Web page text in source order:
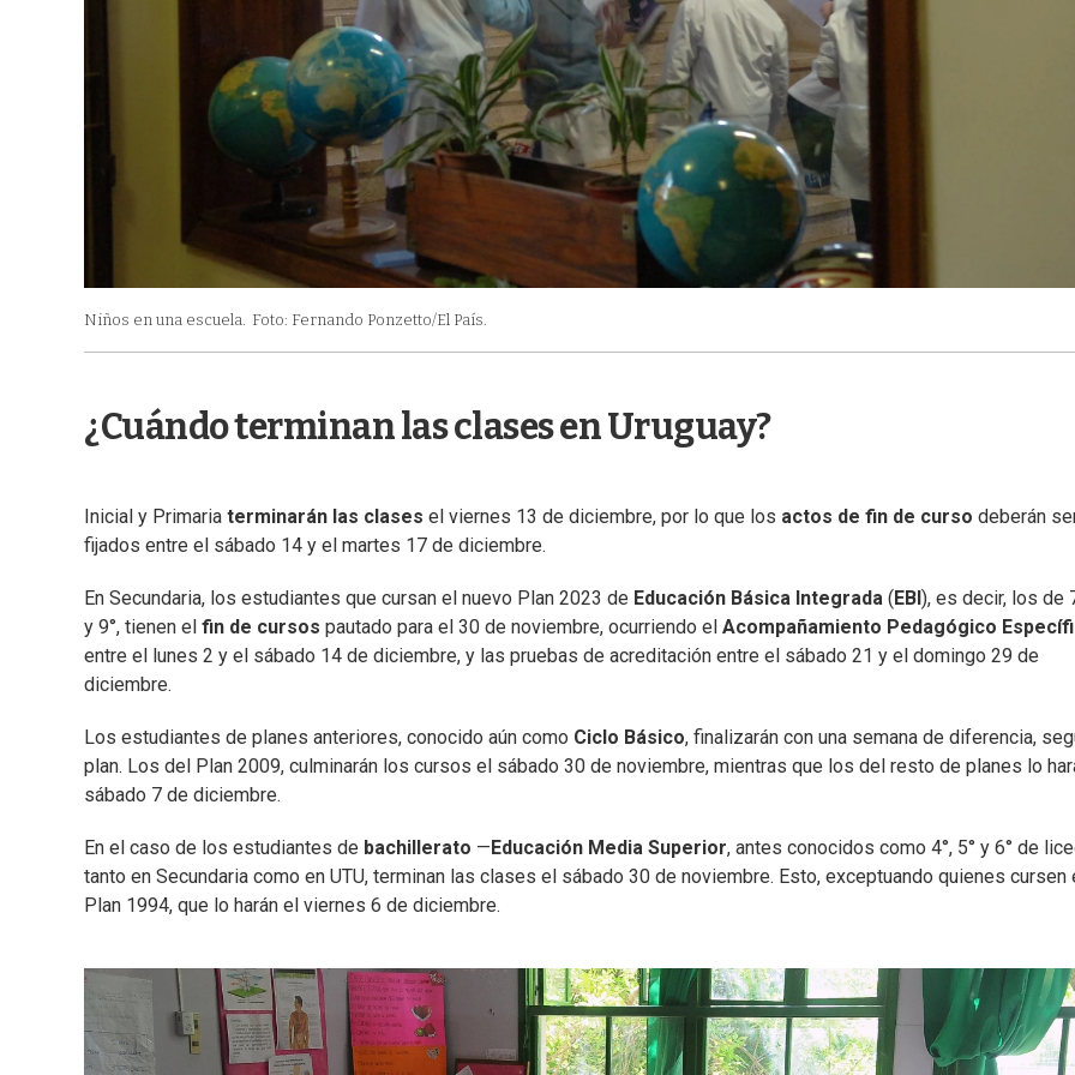
Niños en una escuela. Foto: Fernando Ponzetto/El País.
¿Cuándo terminan las clases en Uruguay?
Inicial y Primaria terminarán las clases el viernes 13 de diciembre, por lo que los actos de fin de curso deberán
fijados entre el sábado 14 y el martes 17 de diciembre.
En Secundaria, los estudiantes que cursan el nuevo Plan 2023 de Educación Básica Integrada (EBI), es decir, los de
y 9°, tienen el fin de cursos pautado para el 30 de noviembre, ocurriendo el Acompañamiento Pedagógico
entre el lunes 2 y el sábado 14 de diciembre, y las pruebas de acreditación entre el sábado 21 y el domingo 29 de
diciembre.
Los estudiantes de planes anteriores, conocido aún como Ciclo Básico, finalizarán con una semana de diferencia,
plan. Los del Plan 2009, culminarán los cursos el sábado 30 de noviembre, mientras que los del resto de planes lo
sábado 7 de diciembre.
En el caso de los estudiantes de bachillerato —Educación Media Superior, antes conocidos como 4°, 5° y 6° de
tanto en Secundaria como en UTU, terminan las clases el sábado 30 de noviembre. Esto, exceptuando quienes cursen
Plan 1994, que lo harán el viernes 6 de diciembre.